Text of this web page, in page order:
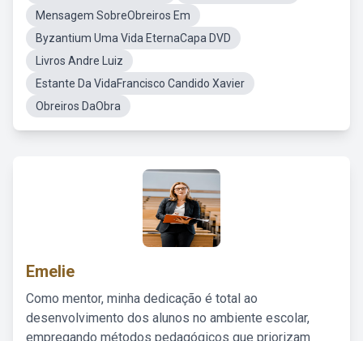
Mensagem SobreObreiros Em
Byzantium Uma Vida EternaCapa DVD
Livros Andre Luiz
Estante Da VidaFrancisco Candido Xavier
Obreiros DaObra
Emelie
Como mentor, minha dedicação é total ao
desenvolvimento dos alunos no ambiente escolar,
empregando métodos pedagógicos que priorizam